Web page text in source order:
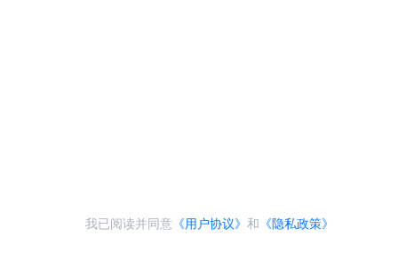
我已阅读并同意 《用户协议》和 《隐私政策》